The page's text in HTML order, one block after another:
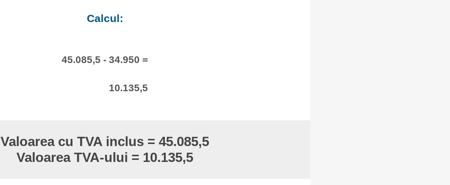
Calcul:
45.085,5 - 34.950 =
10.135,5
Valoarea cu TVA inclus = 45.085,5
Valoarea TVA-ului = 10.135,5